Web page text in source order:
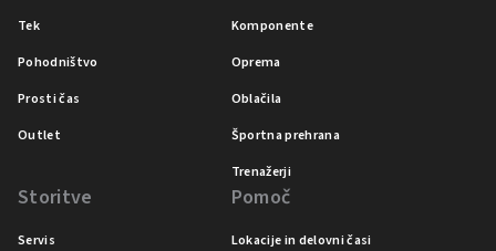
Tek
Pohodništvo
Prosti čas
Outlet
Komponente
Oprema
Oblačila
Športna prehrana
Trenažerji
Storitve
Servis
Pomoč
Lokacije in delovni časi